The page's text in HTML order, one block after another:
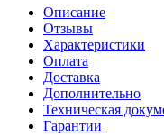
Описание
Отзывы
Характеристики
Оплата
Доставка
Дополнительно
Техническая
Гарантии